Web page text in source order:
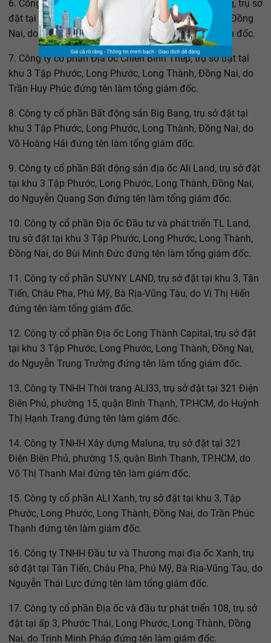
6. Công ty cổ phần Bất động sản địa ốc Chiến Thắng, trụ sở
đặt tại khu 3, Tập Phước, Long Phước, Long Thành, Đồng
Nai, do Nguyễn Thị Vân Anh đứng tên làm tổng giám đốc.
7. Công ty cổ phần Địa ốc Chiến Binh Thép, trụ sở đặt tại
khu 3 Tập Phước, Long Phước, Long Thành, Đồng Nai, do
Trần Huy Phúc đứng tên làm tổng giám đốc.
8. Công ty cổ phần Bất động sản Big Bang, trụ sở đặt tại
khu 3 Tập Phước, Long Phước, Long Thành, Đồng Nai, do
Võ Hoàng Hải đứng tên làm tổng giám đốc.
9. Công ty cổ phần Bất động sản địa ốc Ali Land, trụ sở đặt
tại khu 3 Tập Phước, Long Phước, Long Thành, Đồng Nai,
do Nguyễn Quang Sơn đứng tên làm tổng giám đốc.
10. Công ty cổ phần Địa ốc Đầu tư và phát triển TL Land,
trụ sở đặt tại khu 3 Tập Phước, Long Phước, Long Thành,
Đồng Nai, do Bùi Minh Đức đứng tên làm tổng giám đốc.
11. Công ty cổ phần SUYNY LAND, trụ sở đặt tại khu 3, Tân
Tiến, Châu Pha, Phú Mỹ, Bà Rịa-Vũng Tàu, do Vi Thị Hiến
đứng tên làm tổng giám đốc.
12. Công ty cổ phần Địa ốc Long Thành Capital, trụ sở đặt
tại khu 3 Tập Phước, Long Phước, Long Thành, Đồng Nai,
do Nguyễn Trung Trường đứng tên làm tổng giám đốc.
13. Công ty TNHH Thời trang ALI33, trụ sở đặt tại 321 Điện
Biên Phủ, phường 15, quận Bình Thạnh, TP.HCM, do Huỳnh
Thị Hạnh Trang đứng tên làm giám đốc.
14. Công ty TNHH Xây dựng Maluna, trụ sở đặt tại 321
Điện Biên Phủ, phường 15, quận Bình Thạnh, TP.HCM, do
Võ Thị Thanh Mai đứng tên làm giám đốc.
15. Công ty cổ phần ALI Xanh, trụ sở đặt tại khu 3, Tập
Phước, Long Phước, Long Thành, Đồng Nai, do Trần Phúc
Thạnh đứng tên làm giám đốc.
16. Công ty TNHH Đầu tư và Thương mại địa ốc Xanh, trụ
sở đặt tại Tân Tiến, Châu Pha, Phú Mỹ, Bà Rịa-Vũng Tàu, do
Nguyễn Thái Lực đứng tên làm tổng giám đốc.
17. Công ty cổ phần Địa ốc và đầu tư phát triển 108, trụ sở
đặt tại ấp 3, Phước Thái, Long Phước, Long Thành, Đồng
Nai, do Trịnh Minh Pháp đứng tên làm giám đốc.